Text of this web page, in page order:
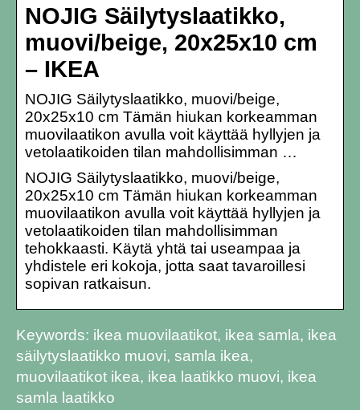
NOJIG Säilytyslaatikko,
muovi/beige, 20x25x10 cm
– IKEA
NOJIG Säilytyslaatikko, muovi/beige,
20x25x10 cm Tämän hiukan korkeamman
muovilaatikon avulla voit käyttää hyllyjen ja
vetolaatikoiden tilan mahdollisimman …
NOJIG Säilytyslaatikko, muovi/beige,
20x25x10 cm Tämän hiukan korkeamman
muovilaatikon avulla voit käyttää hyllyjen ja
vetolaatikoiden tilan mahdollisimman
tehokkaasti. Käytä yhtä tai useampaa ja
yhdistele eri kokoja, jotta saat tavaroillesi
sopivan ratkaisun.
Keywords: ikea muovilaatikot, ikea samla, ikea
säilytyslaatikko muovi, samla ikea,
muovilaatikot ikea, ikea laatikko muovi, ikea
samla laatikko